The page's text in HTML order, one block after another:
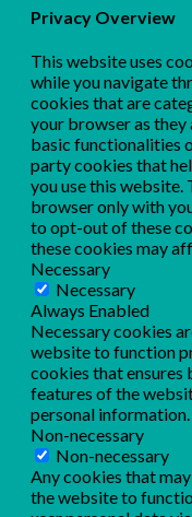
Privacy Overview
This website uses
while you navigate
cookies that are
your browser as
basic functionalities
party cookies that
you use this website.
browser only with
to opt-out of these
these cookies may
Necessary
Necessary
Always Enabled
Necessary cookies
website to function
cookies that ensures
features of the
personal information.
Non-necessary
Non-necessary
Any cookies that
the website to